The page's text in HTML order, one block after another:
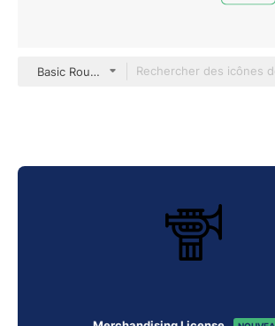
Basic Rounded Lineal